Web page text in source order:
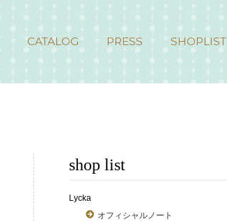
CATALOG PRESS SHOPLIST
shop list
Lycka
オフィシャルノート